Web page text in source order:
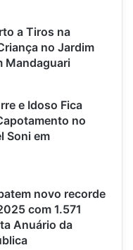
a Tiros na
no Jardim
Mandaguari
e Idoso Fica
no
Soni em
novo recorde
com 1.571
Anuário da